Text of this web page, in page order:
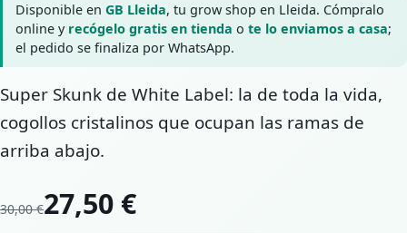
Disponible enGB Lleida, tu grow shop en Lleida. Cómpralo
online y recógelo gratis en tienda ote lo enviamos a casa;
el pedido se finaliza por WhatsApp.
Super Skunk de White Label: la de toda la vida,
cogollos cristalinos que ocupan las ramas de
arriba abajo.
30,00 €27,50 €